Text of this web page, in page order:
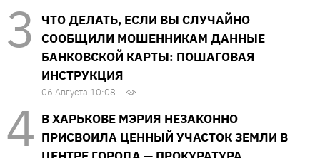
ЧТО ДЕЛАТЬ, ЕСЛИ ВЫ СЛУЧАЙНО
СООБЩИЛИ МОШЕННИКАМ ДАННЫЕ
БАНКОВСКОЙ КАРТЫ: ПОШАГОВАЯ
ИНСТРУКЦИЯ
06 Августа 10:08
В ХАРЬКОВЕ МЭРИЯ НЕЗАКОННО
ПРИСВОИЛА ЦЕННЫЙ УЧАСТОК ЗЕМЛИ В